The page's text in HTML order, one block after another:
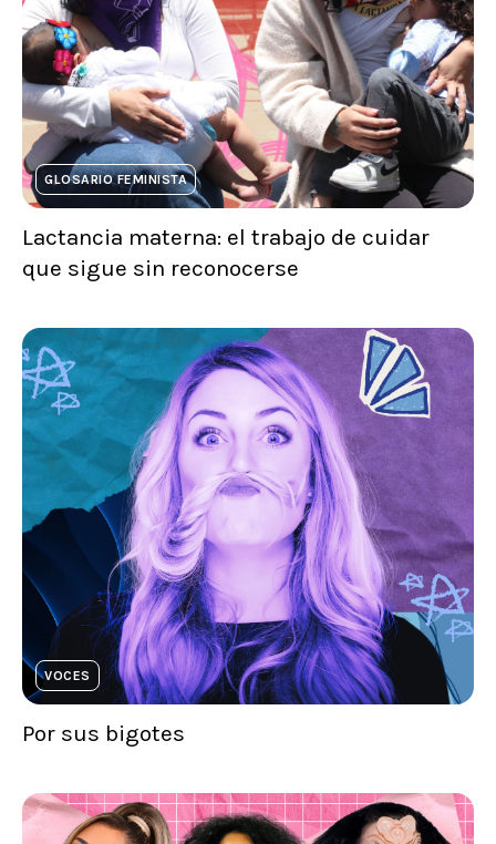
GLOSARIO FEMINISTA
Lactancia materna: el trabajo de cuidar
que sigue sin reconocerse
VOCES
Por sus bigotes